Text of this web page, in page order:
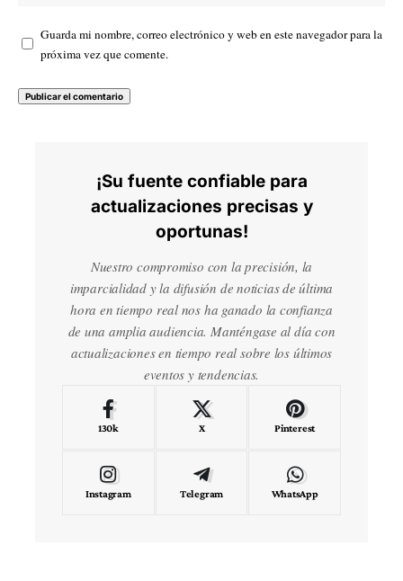
Guarda mi nombre, correo electrónico y web en este navegador para la
próxima vez que comente.
¡Su fuente confiable para
actualizaciones precisas y
oportunas!
Nuestro compromiso con la precisión, la
imparcialidad y la difusión de noticias de última
hora en tiempo real nos ha ganado la confianza
de una amplia audiencia. Manténgase al día con
actualizaciones en tiempo real sobre los últimos
eventos y tendencias.
130k X Pinterest
Instagram Telegram WhatsApp